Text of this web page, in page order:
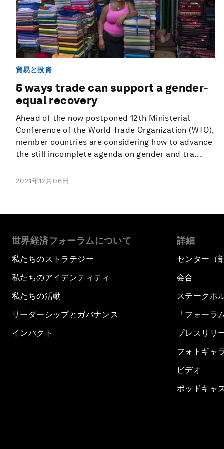
貿易と投資
5 ways trade can support a gender-
equal recovery
Ahead of the now postponed 12th Ministerial
Conference of the World Trade Organization (WTO),
member countries are considering how to advance
the still incomplete agenda on gender and tra...
2021年12月06日
世界経済フォーラムについて
私たちのストラテジー
私たちのアイデンティティ
私たちの活動
リーダーシップとガバナンス
インパクト
詳細
センター（
会合
ステークホ
「フォーラ
プレスリリ
フォトギャ
ビデオ
ポッドキャ